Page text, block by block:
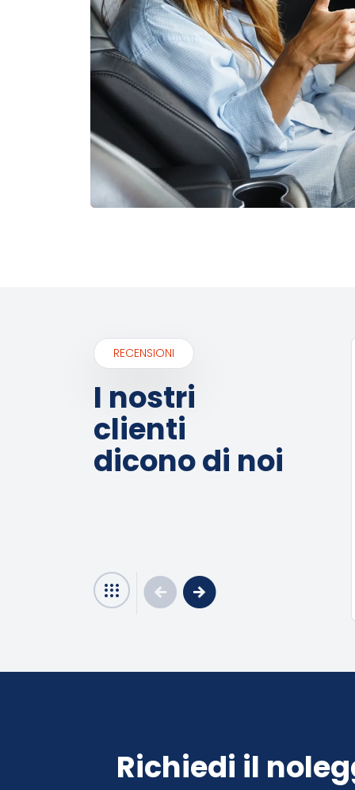
RECENSIONI
I nostri
clienti
dicono di noi
apps arrow_circle_leftarrow_circle_right
Richiedi il